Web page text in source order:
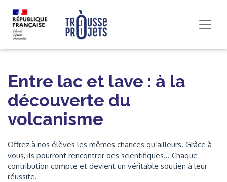
Entre lac et lave : à la
découverte du
volcanisme
Offrez à nos élèves les mêmes chances qu’ailleurs. Grâce à
vous, ils pourront rencontrer des scientifiques... Chaque
contribution compte et devient un véritable soutien à leur
réussite.